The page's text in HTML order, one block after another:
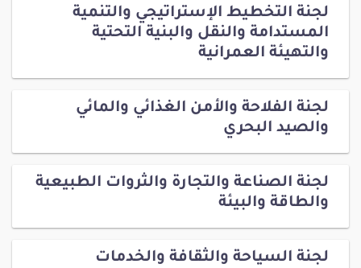
لجنة التخطيط الإستراتيجي والتنمية
المستدامة والنقل والبنية التحتية
والتهيئة العمرانية
لجنة الفلاحة والأمن الغذائي والمائي
والصيد البحري
لجنة الصناعة والتجارة والثروات الطبيعية
والطاقة والبيئة
لجنة السياحة والثقافة والخدمات